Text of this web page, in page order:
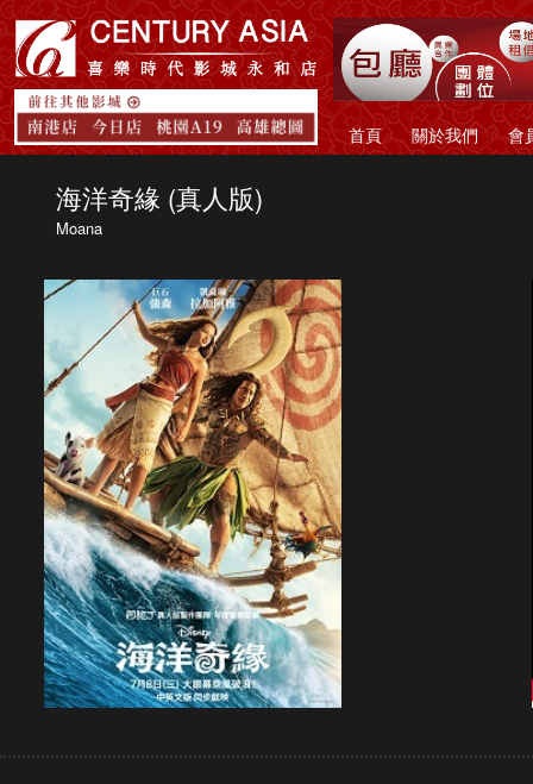
首頁 關於我們 會
海洋奇緣 (真人版)
Moana